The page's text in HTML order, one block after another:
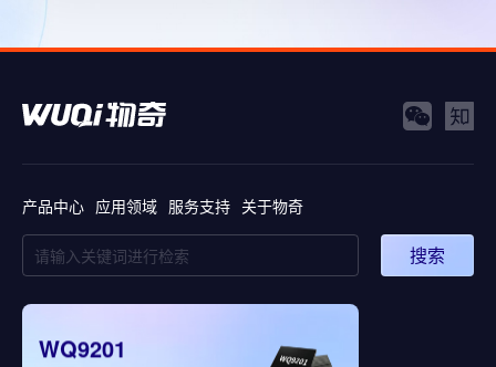
产品中心 应用领域 服务支持 关于物奇
搜索
WQ9201